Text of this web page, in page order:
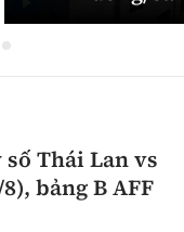
Thái Lan vs
bảng B AFF